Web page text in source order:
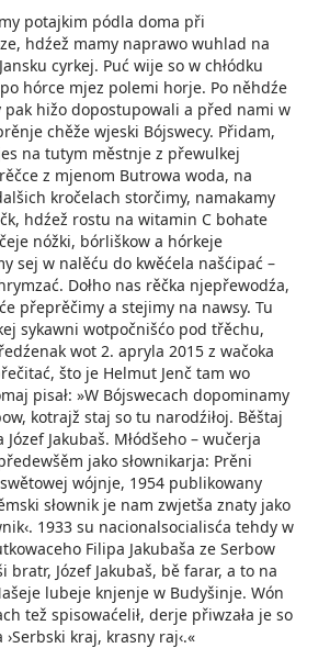
potajkim pódla doma při
hdźež mamy naprawo wuhlad na
cyrkej. Puć wije so w chłódku
hórce mjez polemi horje. Po něhdźe
pak hižo dopostupowali a před nami w
chěže wjeski Bójswecy. Přidam,
na tutym městnje z přewulkej
z mjenom Butrowa woda, na
kročelach storčimy, namakamy
hdźež rostu na witamin C bohate
nóžki, bórliškow a hórkeje
sej w nalěću do kwěćela našćipać –
Dołho nas rěčka njepřewodźa,
přeprěčimy a stejimy na nawsy. Tu
sykawni wotpočnišćo pod třěchu,
wot 2. apryla 2015 z wačoka
što je Helmut Jenč tam wo
pisał: »W Bójswecach dopominamy
kotrajž staj so tu narodźiłoj. Běštaj
Jakubaš. Młódšeho – wučerja
jako słownikarja: Prěni
wójnje, 1954 publikowany
słownik je nam zwjetša znaty jako
1933 su nacionalsocialisća tehdy w
Filipa Jakubaša ze Serbow
bratr, Józef Jakubaš, bě farar, a to na
lubeje knjenje w Budyšinje. Wón
tež spisowaćelił, derje přiwzała je so
kraj, krasny raj‹.«